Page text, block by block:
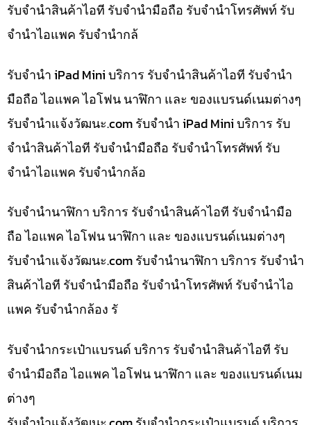
รับจำนำสินค้าไอที รับจำนำมือถือ รับจำนำโทรศัพท์ รับ
จำนำไอแพค รับจำนำกล้
รับจำนำ iPad Mini บริการ รับจำนำสินค้าไอที รับจำนำ
มือถือ ไอแพค ไอโฟน นาฬิกา และ ของแบรนด์เนมต่างๆ
รับจํานําแจ้งวัฒนะ.com รับจำนำ iPad Mini บริการ รับ
จำนำสินค้าไอที รับจำนำมือถือ รับจำนำโทรศัพท์ รับ
จำนำไอแพค รับจำนำกล้อ
รับจำนำนาฬิกา บริการ รับจำนำสินค้าไอที รับจำนำมือ
ถือ ไอแพค ไอโฟน นาฬิกา และ ของแบรนด์เนมต่างๆ
รับจํานําแจ้งวัฒนะ.com รับจำนำนาฬิกา บริการ รับจำนำ
สินค้าไอที รับจำนำมือถือ รับจำนำโทรศัพท์ รับจำนำไอ
แพค รับจำนำกล้อง รั
รับจำนำกระเป๋าแบรนด์ บริการ รับจำนำสินค้าไอที รับ
จำนำมือถือ ไอแพค ไอโฟน นาฬิกา และ ของแบรนด์เนม
ต่างๆ